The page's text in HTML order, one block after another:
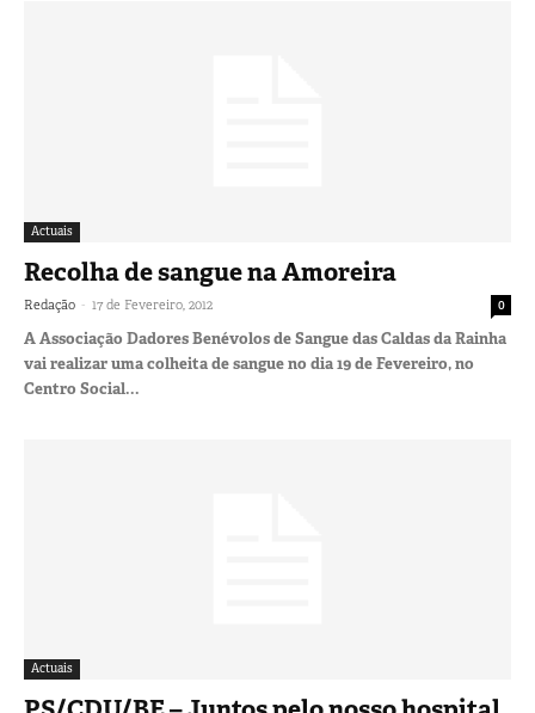
Actuais
Recolha de sangue na Amoreira
Redação - 17 de Fevereiro, 2012 0
A Associação Dadores Benévolos de Sangue das Caldas da Rainha
vai realizar uma colheita de sangue no dia 19 de Fevereiro, no
Centro Social...
Actuais